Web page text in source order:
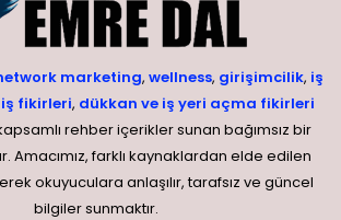
marketing, wellness, girişimcilik, iş
fikirleri, dükkan ve iş yeri açma fikirleri
rehber içerikler sunan bağımsız bir
Amacımız, farklı kaynaklardan elde edilen
okuyuculara anlaşılır, tarafsız ve güncel
bilgiler sunmaktır.